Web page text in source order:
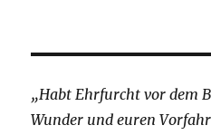
„Habt Ehrfurcht vor dem
Wunder und euren